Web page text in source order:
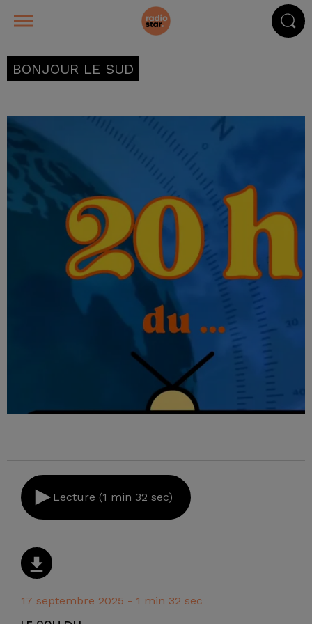
BONJOUR LE SUD
Lecture (1 min 32 sec)
17 septembre 2025 - 1 min 32 sec